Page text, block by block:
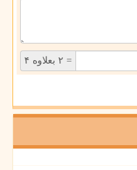
= ۲ بعلاوه ۴